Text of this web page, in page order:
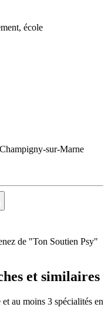
école
sur-Marne
de "Ton Soutien Psy"
et similaires
et au moins 3 spécialités en